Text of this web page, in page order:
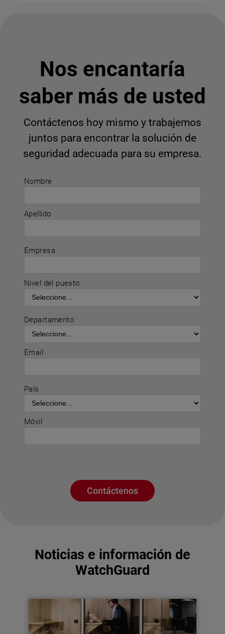
Nombre
Apellido
Empresa
Nivel del puesto
Departamento
Email
País
Móvil
Contáctenos
Nos encantaría
saber más de usted
Contáctenos hoy mismo y trabajemos
juntos para encontrar la solución de
seguridad adecuada para su empresa.
Noticias e información de
WatchGuard